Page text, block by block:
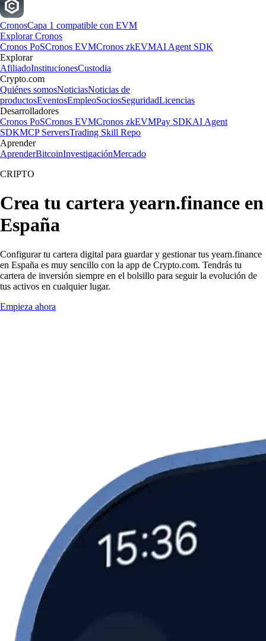
CronosCapa 1 compatible con EVM
Explorar Cronos
Cronos PoSCronos EVMCronos zkEVMAI Agent SDK
Explorar
AfiliadoInstitucionesCustodia
Crypto.com
Quiénes somosNoticiasNoticias de
productosEventosEmpleoSociosSeguridadLicencias
Desarrolladores
Cronos PoSCronos EVMCronos zkEVMPay SDKAI Agent
SDKMCP ServersTrading Skill Repo
Aprender
AprenderBitcoinInvestigaciónMercado
CRIPTO
Crea tu cartera yearn.finance en
España
Configurar tu cartera digital para guardar y gestionar tus yearn.finance
en España es muy sencillo con la app de Crypto.com. Tendrás tu
cartera de inversión siempre en el bolsillo para seguir la evolución de
tus activos en cualquier lugar.
Empieza ahora